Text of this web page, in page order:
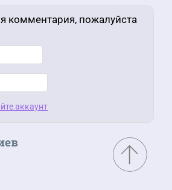
комментария, пожалуйста
аккаунт